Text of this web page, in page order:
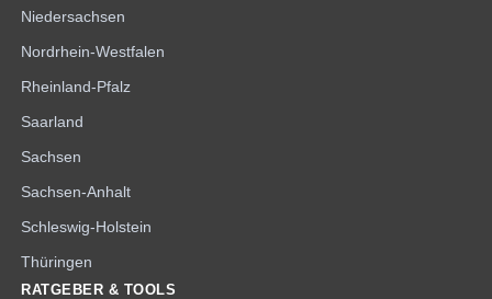
Niedersachsen
Nordrhein-Westfalen
Rheinland-Pfalz
Saarland
Sachsen
Sachsen-Anhalt
Schleswig-Holstein
Thüringen
RATGEBER & TOOLS